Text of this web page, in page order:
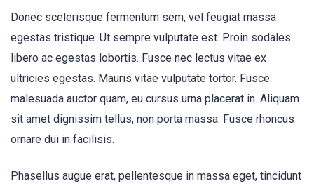
Donec scelerisque fermentum sem, vel feugiat massa
egestas tristique. Ut sempre vulputate est. Proin sodales
libero ac egestas lobortis. Fusce nec lectus vitae ex
ultricies egestas. Mauris vitae vulputate tortor. Fusce
malesuada auctor quam, eu cursus urna placerat in. Aliquam
sit amet dignissim tellus, non porta massa. Fusce rhoncus
ornare dui in facilisis.
Phasellus augue erat, pellentesque in massa eget, tincidunt